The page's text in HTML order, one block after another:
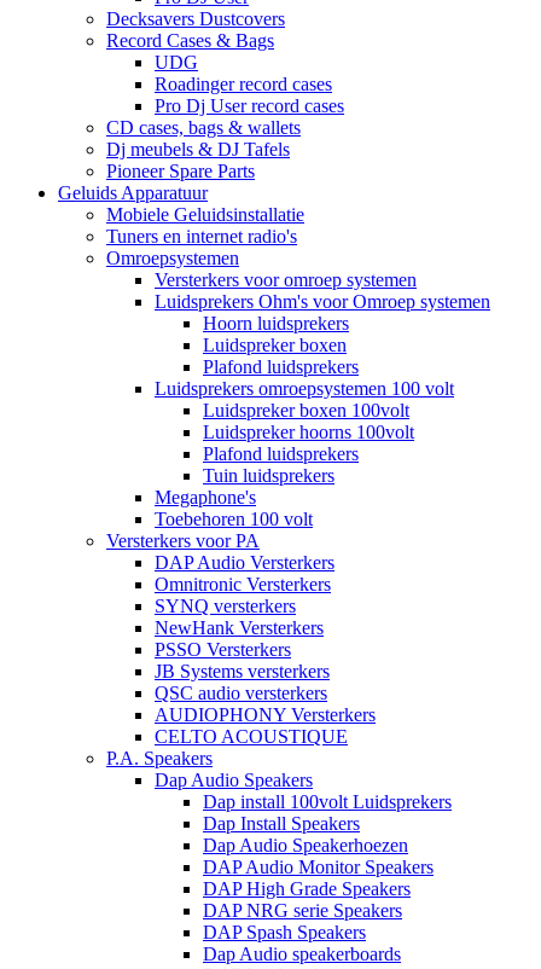
Decksavers Dustcovers
Record Cases & Bags
UDG
Roadinger record cases
Pro Dj User record cases
CD cases, bags & wallets
Dj meubels & DJ Tafels
Pioneer Spare Parts
Geluids Apparatuur
Mobiele Geluidsinstallatie
Tuners en internet radio's
Omroepsystemen
Versterkers voor omroep systemen
Luidsprekers Ohm's voor Omroep systemen
Hoorn luidsprekers
Luidspreker boxen
Plafond luidsprekers
Luidsprekers omroepsystemen 100 volt
Luidspreker boxen 100volt
Luidspreker hoorns 100volt
Plafond luidsprekers
Tuin luidsprekers
Megaphone's
Toebehoren 100 volt
Versterkers voor PA
DAP Audio Versterkers
Omnitronic Versterkers
SYNQ versterkers
NewHank Versterkers
PSSO Versterkers
JB Systems versterkers
QSC audio versterkers
AUDIOPHONY Versterkers
CELTO ACOUSTIQUE
P.A. Speakers
Dap Audio Speakers
Dap install 100volt Luidsprekers
Dap Install Speakers
Dap Audio Speakerhoezen
DAP Audio Monitor Speakers
DAP High Grade Speakers
DAP NRG serie Speakers
DAP Spash Speakers
Dap Audio speakerboards